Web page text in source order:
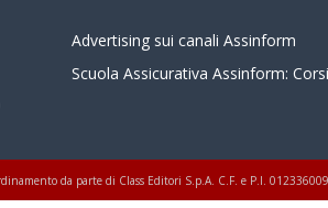
Advertising sui canali Assinform
Scuola Assicurativa Assinform: Corsi
da parte di Class Editori S.p.A. C.F. e P.I.